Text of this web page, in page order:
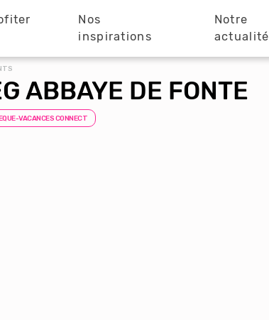
Nos
inspirations
Notre
actualité
ABBAYE DE FONTE
VACANCES CONNECT